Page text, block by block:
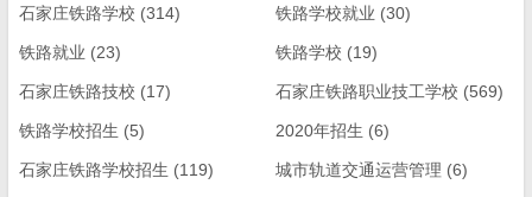
石家庄铁路学校 (314) 铁路学校就业 (30)
铁路就业 (23) 铁路学校 (19)
石家庄铁路技校 (17) 石家庄铁路职业技工学校 (569)
铁路学校招生 (5) 2020年招生 (6)
石家庄铁路学校招生 (119) 城市轨道交通运营管理 (6)